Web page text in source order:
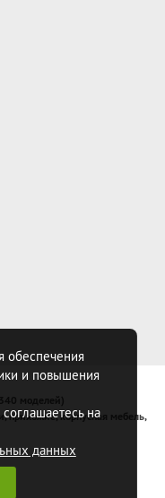
моделей)
прихожие, корпусная мебель,
и повышения
на
данных